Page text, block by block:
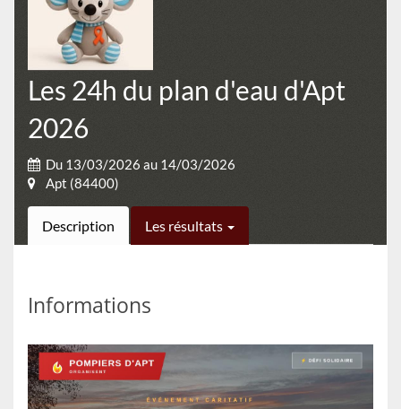
Les 24h du plan d'eau d'Apt
2026
Du 13/03/2026 au 14/03/2026
Apt (84400)
Description Les résultats
Informations